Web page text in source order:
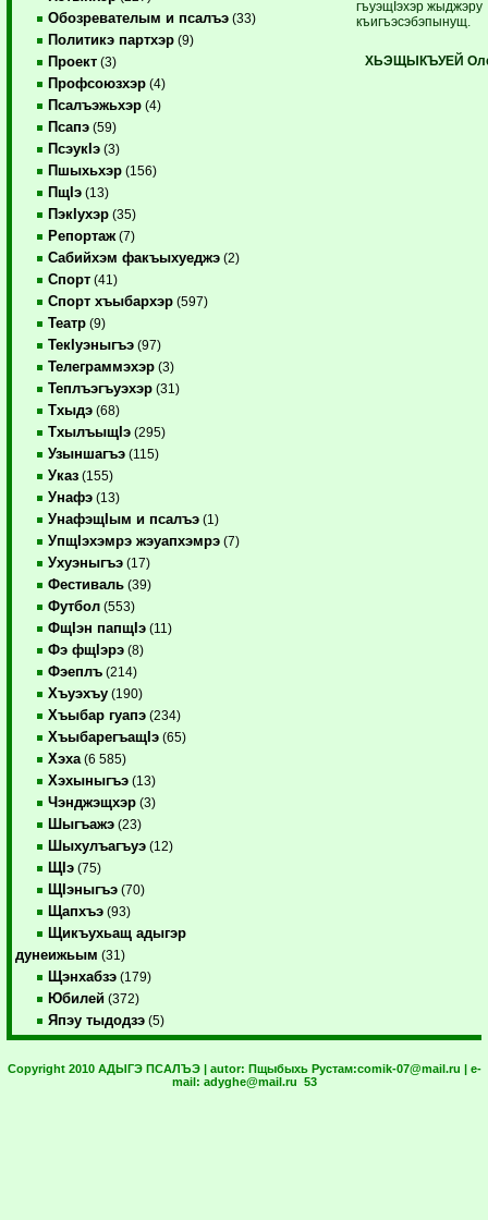
Обозревателым и псалъэ (33)
Политикэ партхэр (9)
Проект (3)
Профсоюзхэр (4)
Псалъэжьхэр (4)
Псапэ (59)
ПсэукIэ (3)
Пшыхьхэр (156)
ПщIэ (13)
ПэкIухэр (35)
Репортаж (7)
Сабийхэм факъыхуеджэ (2)
Спорт (41)
Спорт хъыбархэр (597)
Театр (9)
ТекIуэныгъэ (97)
Телеграммэхэр (3)
Теплъэгъуэхэр (31)
Тхыдэ (68)
ТхылъыщIэ (295)
Узыншагъэ (115)
Указ (155)
Унафэ (13)
УнафэщIым и псалъэ (1)
УпщIэхэмрэ жэуапхэмрэ (7)
Ухуэныгъэ (17)
Фестиваль (39)
Футбол (553)
ФщIэн папщIэ (11)
Фэ фщIэрэ (8)
Фэеплъ (214)
Хъуэхъу (190)
Хъыбар гуапэ (234)
ХъыбарегъащIэ (65)
Хэха (6 585)
Хэхыныгъэ (13)
Чэнджэщхэр (3)
Шыгъажэ (23)
Шыхулъагъуэ (12)
ЩIэ (75)
ЩIэныгъэ (70)
Щапхъэ (93)
Щикъухьащ адыгэр
дунеижьым (31)
Щэнхабзэ (179)
Юбилей (372)
Япэу тыдодзэ (5)
гъуэщIэхэр жыджэру
къигъэсэбэпынущ.
ХЬЭЩЫКЪУЕЙ
Copyright 2010 АДЫГЭ ПСАЛЪЭ | autor: Пщыбыхь Рустам:comik-07@mail.ru | e-
mail: adyghe@mail.ru 53